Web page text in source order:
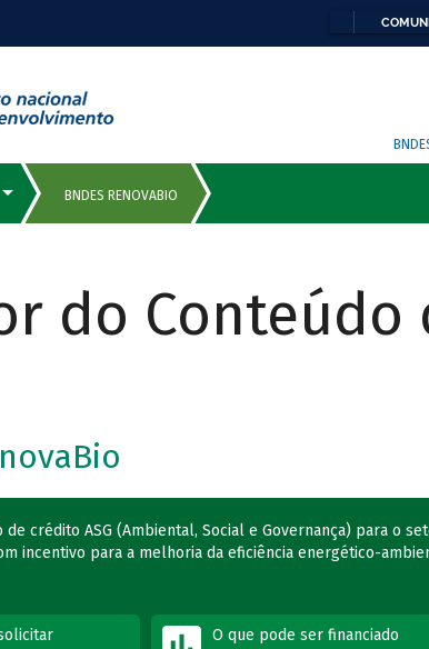
do Conteúdo
crédito ASG (Ambiental, Social e Governança) para o
incentivo para a melhoria da eficiência energético-
O que pode ser financiado